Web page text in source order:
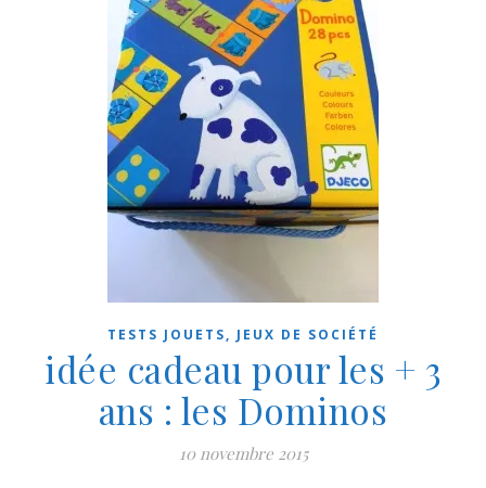
TESTS JOUETS, JEUX DE SOCIÉTÉ
idée cadeau pour les + 3
ans : les Dominos
10 novembre 2015